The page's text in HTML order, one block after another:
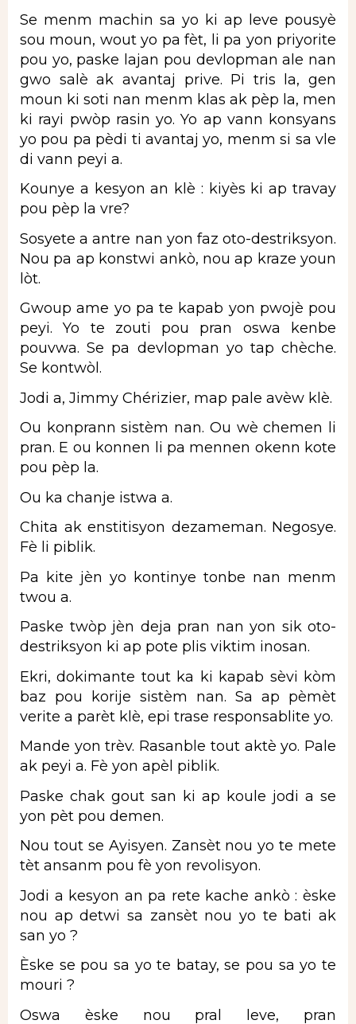
Se menm machin sa yo ki ap leve pousyè
sou moun, wout yo pa fèt, li pa yon priyorite
pou yo, paske lajan pou devlopman ale nan
gwo salè ak avantaj prive. Pi tris la, gen
moun ki soti nan menm klas ak pèp la, men
ki rayi pwòp rasin yo. Yo ap vann konsyans
yo pou pa pèdi ti avantaj yo, menm si sa vle
di vann peyi a.
Kounye a kesyon an klè : kiyès ki ap travay
pou pèp la vre?
Sosyete a antre nan yon faz oto-destriksyon.
Nou pa ap konstwi ankò, nou ap kraze youn
lòt.
Gwoup ame yo pa te kapab yon pwojè pou
peyi. Yo te zouti pou pran oswa kenbe
pouvwa. Se pa devlopman yo tap chèche.
Se kontwòl.
Jodi a, Jimmy Chérizier, map pale avèw klè.
Ou konprann sistèm nan. Ou wè chemen li
pran. E ou konnen li pa mennen okenn kote
pou pèp la.
Ou ka chanje istwa a.
Chita ak enstitisyon dezameman. Negosye.
Fè li piblik.
Pa kite jèn yo kontinye tonbe nan menm
twou a.
Paske twòp jèn deja pran nan yon sik oto-
destriksyon ki ap pote plis viktim inosan.
Ekri, dokimante tout ka ki kapab sèvi kòm
baz pou korije sistèm nan. Sa ap pèmèt
verite a parèt klè, epi trase responsablite yo.
Mande yon trèv. Rasanble tout aktè yo. Pale
ak peyi a. Fè yon apèl piblik.
Paske chak gout san ki ap koule jodi a se
yon pèt pou demen.
Nou tout se Ayisyen. Zansèt nou yo te mete
tèt ansanm pou fè yon revolisyon.
Jodi a kesyon an pa rete kache ankò : èske
nou ap detwi sa zansèt nou yo te bati ak
san yo ?
Èske se pou sa yo te batay, se pou sa yo te
mouri ?
Oswa èske nou pral leve, pran